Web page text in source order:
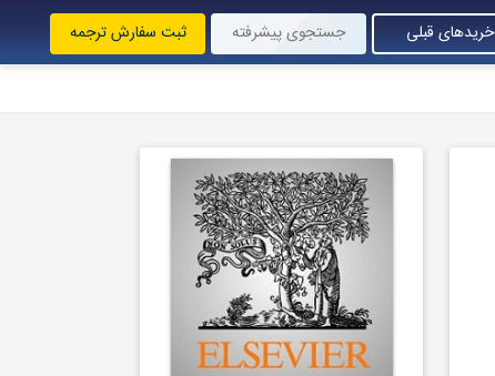
خریدهای قبلی جستجوی پیشرفته ثبت سفارش ترجمه